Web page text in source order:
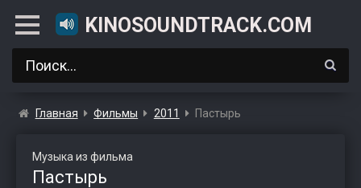
KINOSOUNDTRACK.COM
Главная Фильмы 2011 Пастырь
Музыка из фильма
Пастырь